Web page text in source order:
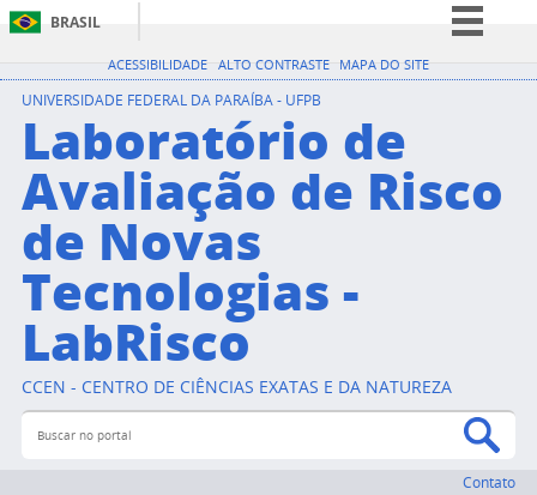
ACESSIBILIDADE ALTO CONTRASTE MAPA DO SITE
BRASIL
Simplifique!
Participe
Acesso à informação
Legislação
UNIVERSIDADE FEDERAL DA PARAÍBA - UFPB
Laboratório de
Avaliação de Risco
de Novas
Tecnologias -
LabRisco
CCEN - CENTRO DE CIÊNCIAS EXATAS E DA NATUREZA
Buscar no portal
Contato